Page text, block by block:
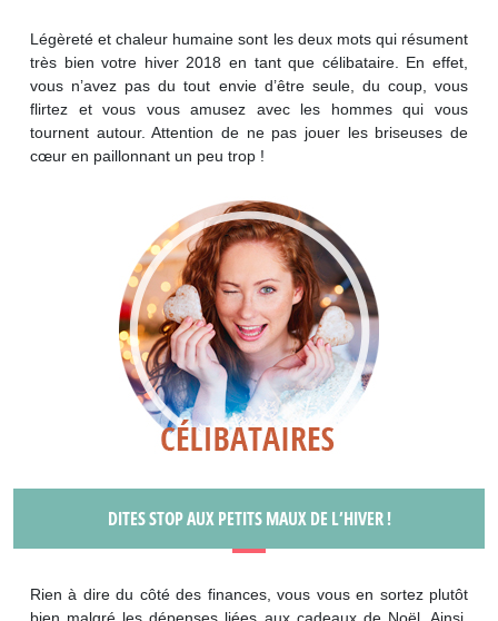
Légèreté et chaleur humaine sont les deux mots qui résument
très bien votre hiver 2018 en tant que célibataire. En effet,
vous n’avez pas du tout envie d’être seule, du coup, vous
flirtez et vous vous amusez avec les hommes qui vous
tournent autour. Attention de ne pas jouer les briseuses de
cœur en paillonnant un peu trop !
DITES STOP AUX PETITS MAUX DE L’HIVER !
Rien à dire du côté des finances, vous vous en sortez plutôt
bien malgré les dépenses liées aux cadeaux de Noël. Ainsi,